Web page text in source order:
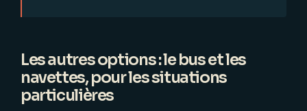
Les autres options : le bus et les
navettes, pour les situations
particulières